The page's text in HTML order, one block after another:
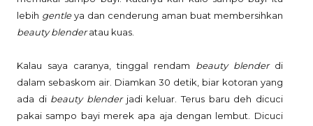
lebih gentleya dan cenderung aman buat membersihkan
beauty blenderatau kuas.
Kalau saya caranya, tinggal rendam beauty blenderdi
dalam sebaskom air. Diamkan 30 detik, biar kotoran yang
ada di beauty blender jadi keluar. Terus baru deh dicuci
pakai sampo bayi merek apa aja dengan lembut. Dicuci